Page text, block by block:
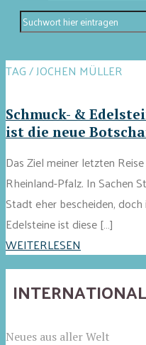
TAG / JOCHEN MÜLLER
Schmuck- &
ist die neue
Das Ziel meiner letzten
Rheinland-Pfalz. In Sachen
Stadt eher bescheiden,
Edelsteine ist diese […]
WEITERLESEN
INTERNATIONAL
Neues aus aller Welt